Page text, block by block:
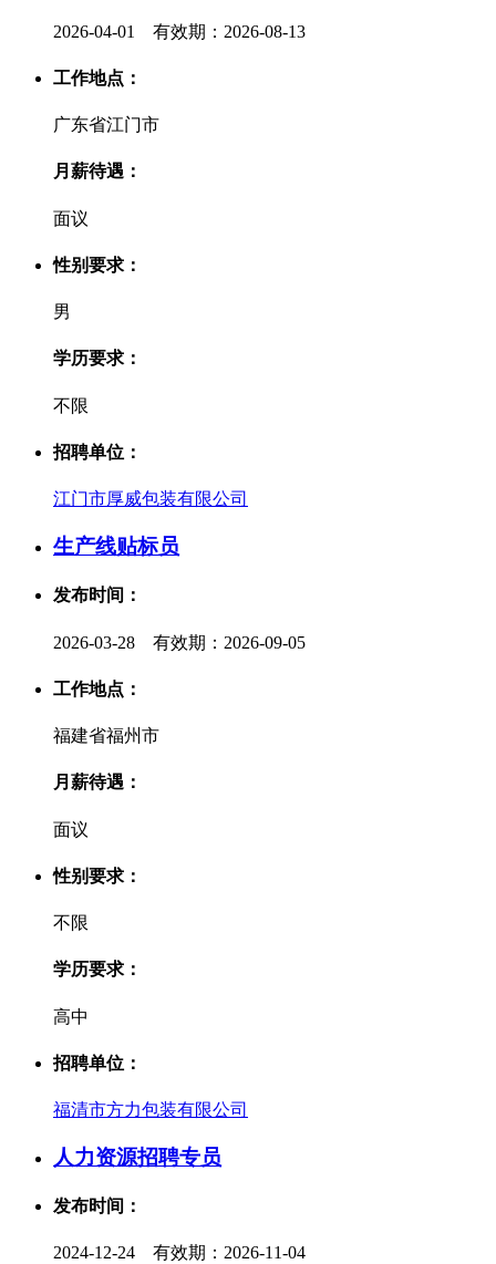
2026-04-01 有效期：2026-08-13
工作地点：
广东省江门市
月薪待遇：
面议
性别要求：
男
学历要求：
不限
招聘单位：
江门市厚威包装有限公司
生产线贴标员
发布时间：
2026-03-28 有效期：2026-09-05
工作地点：
福建省福州市
月薪待遇：
面议
性别要求：
不限
学历要求：
高中
招聘单位：
福清市方力包装有限公司
人力资源招聘专员
发布时间：
2024-12-24 有效期：2026-11-04